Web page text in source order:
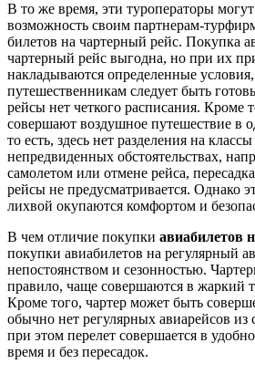
В то же время, эти туроператоры
возможность своим партнерам-
билетов на чартерный рейс. Покупка
чартерный рейс выгодна, но при их
накладываются определенные
путешественникам следует быть
рейсы нет четкого расписания. Кроме
совершают воздушное путешествие в
то есть, здесь нет разделения на
непредвиденных обстоятельствах,
самолетом или отмене рейса,
рейсы не предусматривается. Однако
лихвой окупаются комфортом и
В чем отличие покупки авиабилетов
покупки авиабилетов на регулярный
непостоянством и сезонностью.
правило, чаще совершаются в жаркий
Кроме того, чартер может быть
обычно нет регулярных авиарейсов из
при этом перелет совершается в
время и без пересадок.